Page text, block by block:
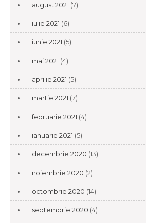
august 2021 (7)
iulie 2021 (6)
iunie 2021 (5)
mai 2021 (4)
aprilie 2021 (5)
martie 2021 (7)
februarie 2021 (4)
ianuarie 2021 (5)
decembrie 2020 (13)
noiembrie 2020 (2)
octombrie 2020 (14)
septembrie 2020 (4)